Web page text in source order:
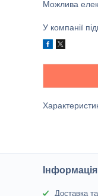
У компанії
Доставка